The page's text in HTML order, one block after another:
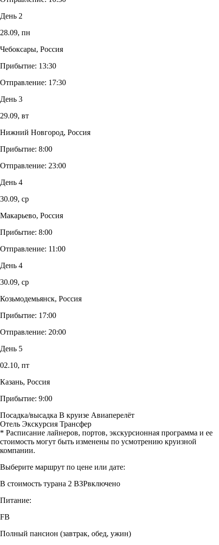
День 2
28.09, пн
Чебоксары, Россия
Прибытие: 13:30
Отправление: 17:30
День 3
29.09, вт
Нижний Новгород, Россия
Прибытие: 8:00
Отправление: 23:00
День 4
30.09, ср
Макарьево, Россия
Прибытие: 8:00
Отправление: 11:00
День 4
30.09, ср
Козьмодемьянск, Россия
Прибытие: 17:00
Отправление: 20:00
День 5
02.10, пт
Казань, Россия
Прибытие: 9:00
Посадка/высадка В круизе Авиаперелёт
Отель Экскурсия Трансфер
* Расписание лайнеров, портов, экскурсионная программа и ее
стоимость могут быть изменены по усмотрению круизной
компании.
Выберите маршрут по цене или дате:
В стоимость турана 2 ВЗРвключено
Питание:
FB
Полный пансион (завтрак, обед, ужин)